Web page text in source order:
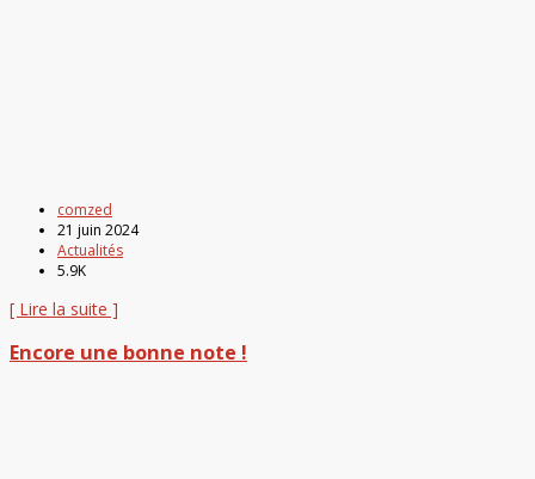
comzed
21 juin 2024
Actualités
5.9K
[ Lire la suite ]
Encore une bonne note !